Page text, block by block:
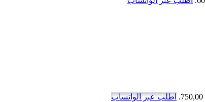
اطلب عبر الواتساب